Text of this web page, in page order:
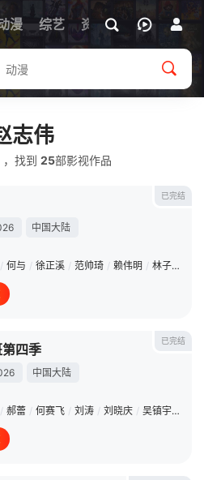
漫 综艺 资讯
志伟
找到 25部影视作品
已完结
中国大陆
/ 何与 / 徐正溪 / 范帅琦 / 赖伟明 / 林子烨
已完结
四季
中国大陆
/ 郝蕾 / 何赛飞 / 刘涛 / 刘晓庆 / 吴镇宇 /